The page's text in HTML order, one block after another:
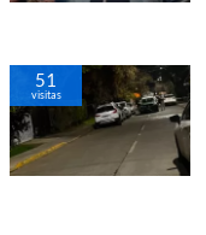
51
visitas